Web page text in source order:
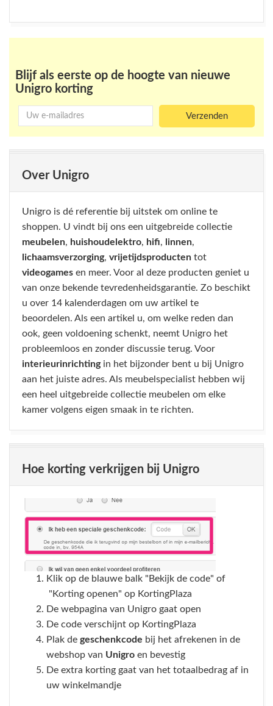
Blijf als eerste op de hoogte van nieuwe
Unigro korting
Over Unigro
Unigro is dé referentie bij uitstek om online te
shoppen. U vindt bij ons een uitgebreide collectie
meubelen, huishoudelektro, hifi, linnen,
lichaamsverzorging, vrijetijdsproducten tot
videogames en meer. Voor al deze producten geniet u
van onze bekende tevredenheidsgarantie. Zo beschikt
u over 14 kalenderdagen om uw artikel te
beoordelen. Als een artikel u, om welke reden dan
ook, geen voldoening schenkt, neemt Unigro het
probleemloos en zonder discussie terug. Voor
interieurinrichtingin het bijzonder bent u bij Unigro
aan het juiste adres. Als meubelspecialist hebben wij
een heel uitgebreide collectie meubelen om elke
kamer volgens eigen smaak in te richten.
Hoe korting verkrijgen bij Unigro
Klik op de blauwe balk "Bekijk de code" of
"Korting openen" op KortingPlaza
De webpagina van Unigro gaat open
De code verschijnt op KortingPlaza
Plak de geschenkcode bij het afrekenen in de
webshop van Unigro en bevestig
De extra korting gaat van het totaalbedrag af in
uw winkelmandje